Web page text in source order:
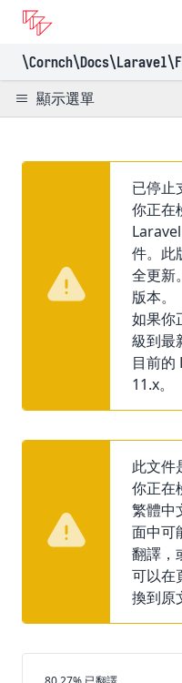
\Cornch\Docs\Laravel
顯示選單
已停止
你正在
件。此
全更新
版本。
如果你
級到最
目前
11.x。
此文件
你正在
繁體中
面中可
翻譯，
可以在
換到原
翻譯進度